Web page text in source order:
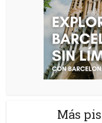
Más